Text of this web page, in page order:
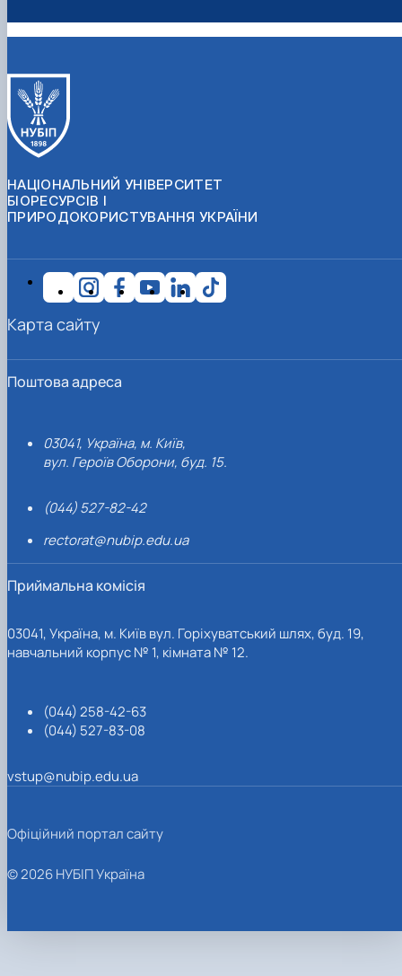
НАЦІОНАЛЬНИЙ УНІВЕРСИТЕТ
БІОРЕСУРСІВ І
ПРИРОДОКОРИСТУВАННЯ УКРАЇНИ
Поштова адреса
03041, Україна, м. Київ,
вул. Героїв Оборони, буд. 15.
(044) 527-82-42
rectorat@nubip.edu.ua
Приймальна комісія
03041, Україна, м. Київ вул. Горіхуватський шлях, буд. 19,
навчальний корпус № 1, кімната № 12.
(044) 258-42-63
(044) 527-83-08
vstup@nubip.edu.ua
Карта сайту
Офіційний портал сайту
© 2026 НУБІП Україна